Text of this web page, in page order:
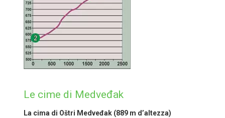
Le cime di Medveđak
La cima di Oštri Medveđak (889 m d’altezza)